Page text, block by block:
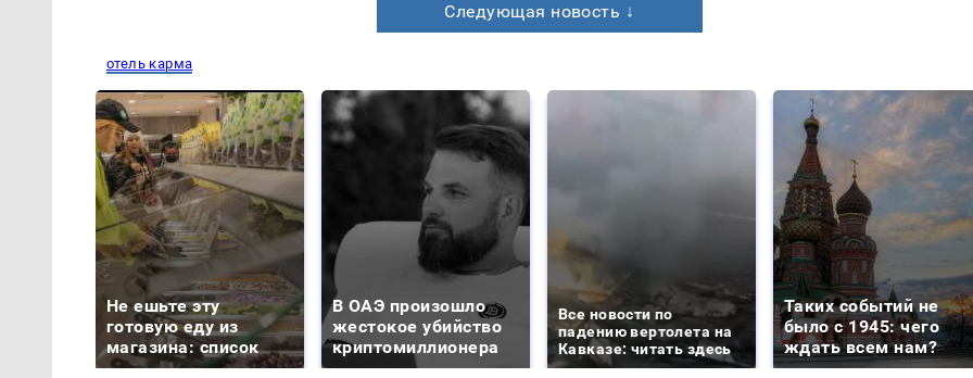
Следующая новость ↓
отель карма
Не ешьте эту
готовую еду из
магазина: список
В ОАЭ произошло
жестокое убийство
криптомиллионера
Все новости по
падению вертолета на
Кавказе: читать здесь
Таких событий не
было с 1945: чего
ждать всем нам?